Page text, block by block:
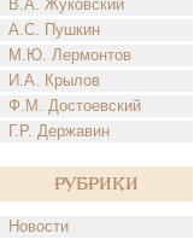
В.А. Жуковский
А.С. Пушкин
М.Ю. Лермонтов
И.А. Крылов
Ф.М. Достоевский
Г.Р. Державин
Рубрики
Новости